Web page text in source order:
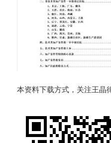
本资料下载方式，关注王晶